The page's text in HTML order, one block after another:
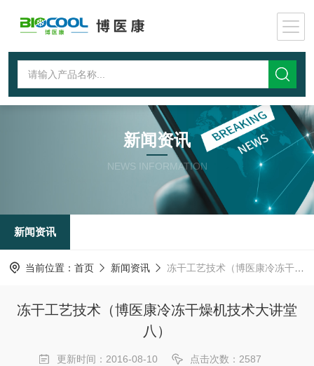
新闻资讯
NEWS INFORMATION
新闻资讯
当前位置： 首页 新闻资讯 冻干工艺技术（博医康冷冻干燥机技术大讲堂八）
冻干工艺技术（博医康冷冻干燥机技术大讲堂
八）
更新时间：2016-08-10 点击次数：2587